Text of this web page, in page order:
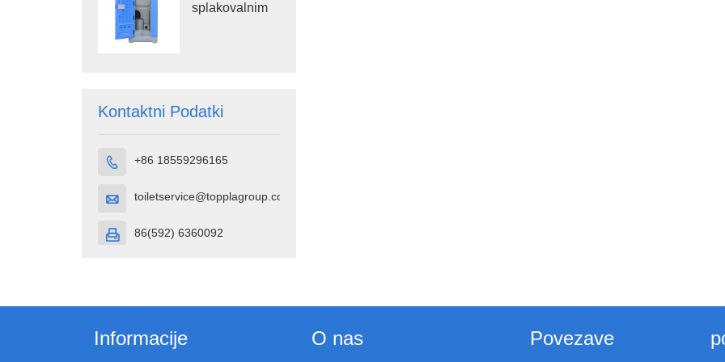
splakovalnim
Kontaktni Podatki
 +86 18559296165
 toiletservice@topplagroup.com
 86(592) 6360092
Informacije O nas Povezave